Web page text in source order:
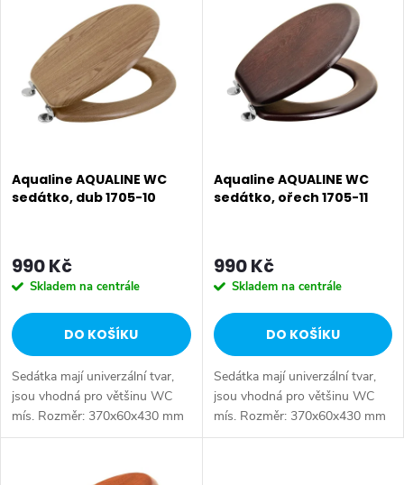
n
p
r
o
d
u
k
t
ů
Nejprodávanější
Abecedně
p
p
o
d
u
k
t
Aqualine AQUALINE WC
sedátko, dub 1705-10
990 Kč
Skladem na centrále
DO KOŠÍKU
Sedátka mají univerzální tvar,
jsou vhodná pro většinu WC
mís. Rozměr: 370x60x430 mm
• Šířka: 370 mm • Výška: 60
Barva: Hnědá • Materiál:
Aqualine AQUALINE WC
sedátko, ořech 1705-11
990 Kč
Skladem na centrále
DO KOŠÍKU
Sedátka mají univerzální tvar,
jsou vhodná pro většinu WC
mís. Rozměr: 370x60x430 mm
• Šířka: 370 mm • Výška: 60